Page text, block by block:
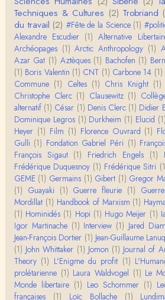
Yves Le Dantec
En effet, par "hiérarchie"
tu entends dans ton second
Claude Julien
« Nous n’avons pas cessé,
re ‘ethnocentriques’. Mais
oi…
Christophe Darmangeat
Encore une fois, l'histoire
emble pas être le bon
Christophe Darmangeat
Évidemment, de toute
aute. ;-)
Damian
Merci de ta réponse ! Pour
es qu'on écarte, car dans
Yves Le Dantec
Affligeant, ce documentaire.
der : est-ce que tenter de
Boudjemaa Sedira
Techniques & Cultures (2) Trobriand
du travail (2) #Fête de la Science (1)
Alexandre Escudier (1) Alternative
Archéopages (1) Arctic Anthropology (1)
Azar Gat (1) Aztèques (1) Bachofen (1)
(1) Boris Valentin (1) CNT (1) Carbone 14 (1)
Commune (1) Celtes (1) Chris Knight (1)
Christophe Clerc (1) Clausewitz (1)
alternatif (1) César (1) Denis Clerc (1) Didier
Dominique Legros (1) Durkheim (1) Elucid (1)
Heyer (1) Film (1) Florence Ouvrard (1)
Gulli (1) Fondation Gabriel Péri (1)
François Sigaut (1) Friedrich Engels (1)
Frédérique Duquesnoy (1) Frédérique Sitri
GEME (1) Germains (1) Gibert (1) Gregor
(1) Guayaki (1) Guerre fleurie (1)
Mordillat (1) Handbook of Marxism (1)
(1) Hominidés (1) Hopi (1) Hugo Meijer (1)
Igor Martinache (1) Interview (1) Jared
Jean-François Dortier (1) Jean-Guillaume
(1) John Whittaker (1) Jomon (1) Journal of
Theory (1) L'Enigme du profit (1)
prolétarienne (1) Laura Waldvogel (1) Le
Monde libertaire (1) Leo Schommer (1)
françaises
(1) Loïc Bollache (1)